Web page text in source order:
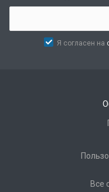
Я согласен на
Все